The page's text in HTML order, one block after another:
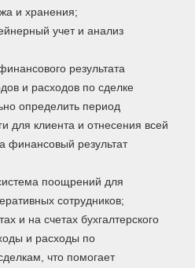
и хранения;
учет и анализ
результата
и расходов по сделке
определить период
для клиента и отнесения всей
финансовый результат
поощрений для
сотрудников;
и на счетах бухгалтерского
и расходы по
что помогает